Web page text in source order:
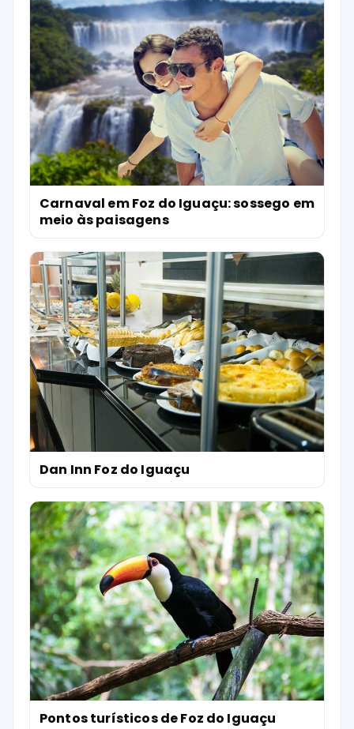
Carnaval em Foz do Iguaçu: sossego em
meio às paisagens
Dan Inn Foz do Iguaçu
Pontos turísticos de Foz do Iguaçu